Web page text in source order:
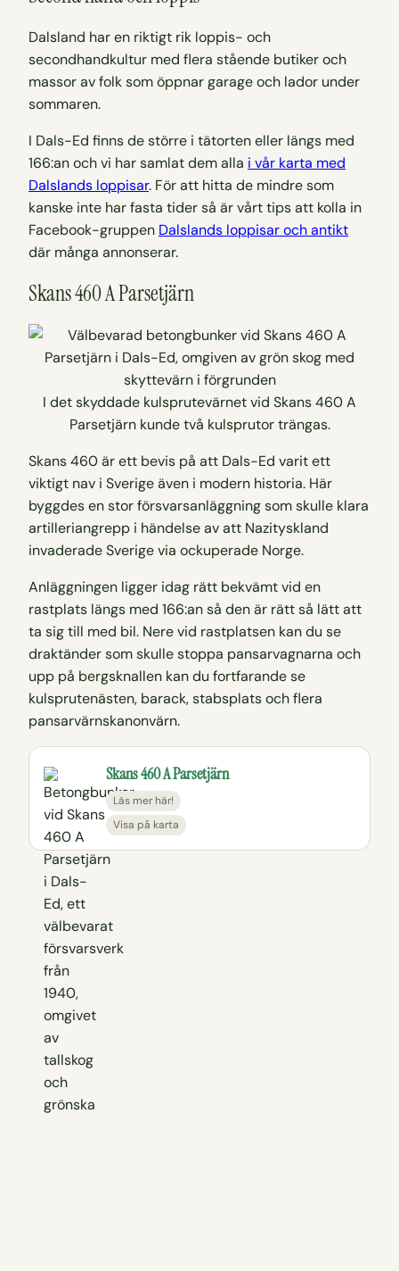
Dalsland har en riktigt rik loppis- och
secondhandkultur med flera stående butiker och
massor av folk som öppnar garage och lador under
sommaren.
I Dals-Ed finns de större i tätorten eller längs med
166:an och vi har samlat dem alla i vår karta med
Dalslands loppisar. För att hitta de mindre som
kanske inte har fasta tider så är vårt tips att kolla in
Facebook-gruppen Dalslands loppisar och antikt
där många annonserar.
Skans 460 A Parsetjärn
I det skyddade kulsprutevärnet vid Skans 460 A
Parsetjärn kunde två kulsprutor trängas.
Skans 460 är ett bevis på att Dals-Ed varit ett
viktigt nav i Sverige även i modern historia. Här
byggdes en stor försvarsanläggning som skulle klara
artilleriangrepp i händelse av att Nazityskland
invaderade Sverige via ockuperade Norge.
Anläggningen ligger idag rätt bekvämt vid en
rastplats längs med 166:an så den är rätt så lätt att
ta sig till med bil. Nere vid rastplatsen kan du se
draktänder som skulle stoppa pansarvagnarna och
upp på bergsknallen kan du fortfarande se
kulsprutenästen, barack, stabsplats och flera
pansarvärnskanonvärn.
Skans 460 A Parsetjärn
Läs mer här!
Visa på karta